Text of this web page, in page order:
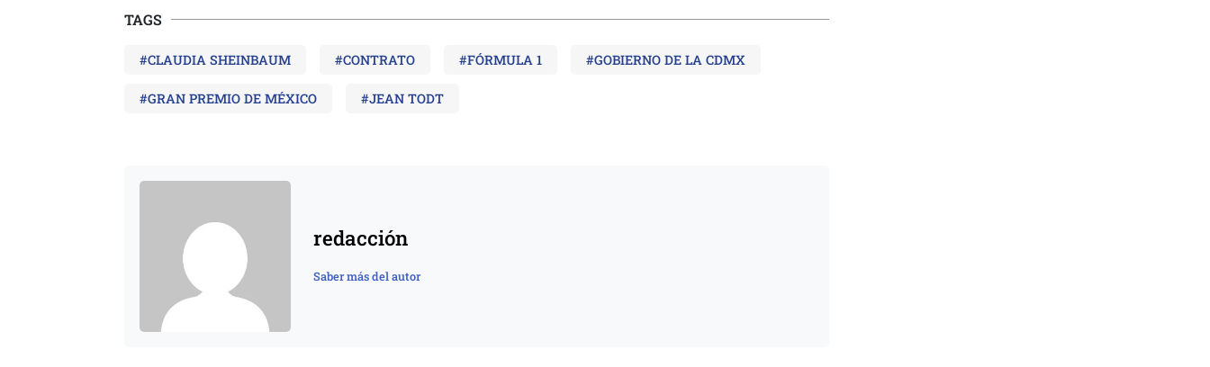
TAGS
#CLAUDIA SHEINBAUM #CONTRATO #FÓRMULA 1 #GOBIERNO DE LA CDMX
#GRAN PREMIO DE MÉXICO #JEAN TODT
redacción
Saber más del autor